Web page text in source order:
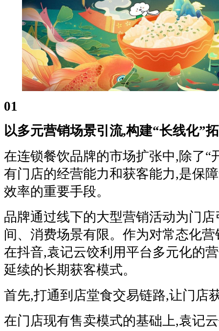
01
以多元营销场景引流,构建“长线化”
在连锁餐饮品牌的市场扩张中,除了“
有门店的经营能力和获客能力,是保
效率的重要手段。
品牌通过线下的大型营销活动为门
间、消费场景有限。作为对常态化
在抖音,袁记云饺利用平台多元化的
延续的长期获客模式。
首先,打通到店堂食交易链路,让门店
在门店现有售卖模式的基础上,袁记